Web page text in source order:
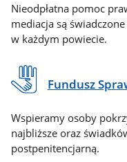
Nieodpłatna pomoc
mediacja są
w każdym powiecie.
Fundusz
Wspieramy osoby
najbliższe oraz
postpenitencjarną.